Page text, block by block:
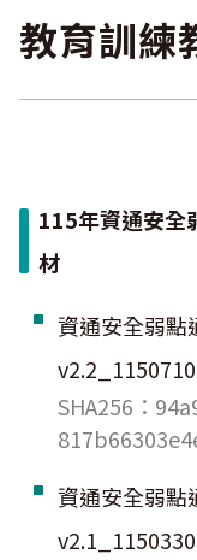
Log4shell
教育訓練
115年資通安全
材
資通安全弱點
SHA256：
資通安全弱點